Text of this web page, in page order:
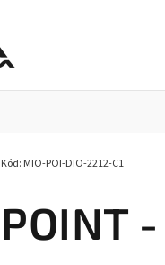
POINT
Kód: MIO-POI-DIO-2212-C1